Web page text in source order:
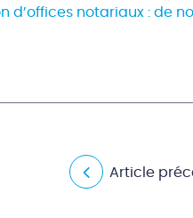
d’offices notariaux : de
Article